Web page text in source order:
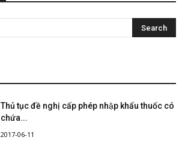
Thủ tục đề nghị cấp phép nhập khẩu thuốc có
chứa...
2017-06-11